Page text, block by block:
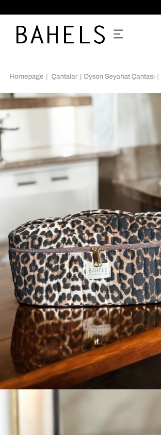
Homepage Çantalar Dyson Seyahat Çantası